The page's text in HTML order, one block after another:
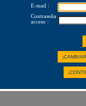
E-mail :
Contraseña
acceso :